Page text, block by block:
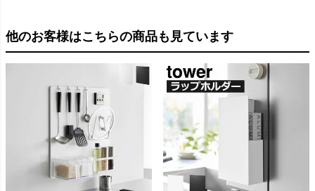
他のお客様はこちらの商品も見ています